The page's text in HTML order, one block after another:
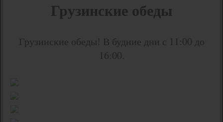
Грузинские обеды
Грузинские обеды! В будние дни с 11:00 до
16:00.